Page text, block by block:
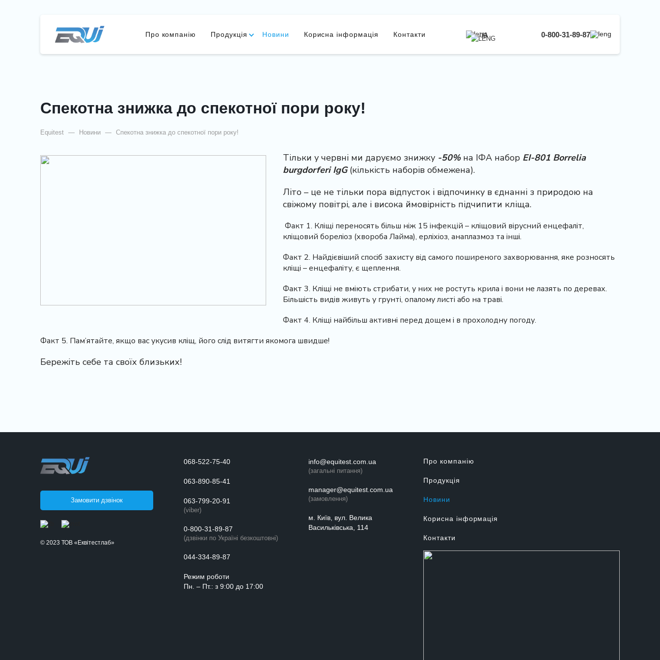
Про компанію Продукція Новини Корисна інформація Контакти UA 0-800-31-89-87
Спекотна знижка до спекотної пори року!
Equitest — Новини — Спекотна знижка до спекотної пори року!
Тільки у червні ми даруємо знижку -50%на ІФА набор EI-801 Borrelia
burgdorferi IgG​(кількість наборів обмежена).
Літо – це не тільки пора відпусток і відпочинку в єднанні з природою на
свіжому повітрі, але і висока ймовірність підчипити кліща.
Факт 1. Кліщі переносять більш ніж 15 інфекцій – кліщовий вірусний енцефаліт,
кліщовий бореліоз (хвороба Лайма), ерліхіоз, анаплазмоз та інші.
Факт 2. Найдієвіший спосіб захисту від самого поширеного захворювання, яке розносять
кліщі – енцефаліту, є щеплення.
Факт 3. Кліщі не вміють стрибати, у них не ростуть крила і вони не лазять по деревах.
Більшість видів живуть у грунті, опалому листі або на траві.
Факт 4. Кліщі найбільш активні перед дощем і в прохолодну погоду.
Факт 5. Пам’ятайте, якщо вас укусив кліщ, його слід витягти якомога швидше!
Бережіть себе та своїх близьких!
Замовити дзвінок
© 2023 ТОВ «Еквітестлаб»
068-522-75-40
063-890-85-41
063-799-20-91
(viber)
0-800-31-89-87
(дзвінки по Україні безкоштовні)
044-334-89-87
Режим роботи
Пн. – Пт.: з 9:00 до 17:00
info@equitest.com.ua
(загальні питання)
manager@equitest.com.ua
(замовлення)
м. Київ, вул. Велика
Васильківська, 114
Про компанію
Продукція
Новини
Корисна інформація
Контакти